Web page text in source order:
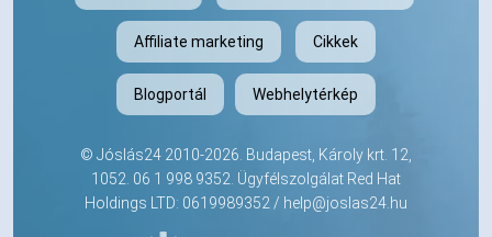
Affiliate marketing Cikkek
Blogportál Webhelytérkép
© Jóslás24 2010-2026. Budapest, Károly krt. 12,
1052. 06 1 998 9352. Ügyfélszolgálat Red Hat
Holdings LTD: 0619989352 / help@joslas24.hu